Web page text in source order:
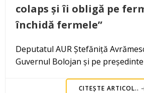
colaps și îi obligă pe
închidă fermele”
Deputatul AUR Ștefăniță
Guvernul Bolojan și pe
CITEȘTE ARTICOL..